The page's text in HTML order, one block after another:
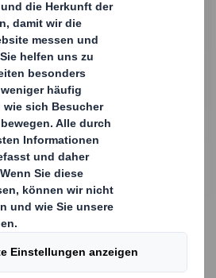
Zweifacher
entwickelte Verpackung muss
zwei Quellen gewappnet sein:
Regen und Tau, die auf dem
des Produkts auf die
und
Wir arbeiten schon
und als wir nach einer